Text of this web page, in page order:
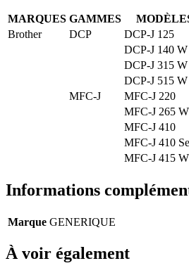
MARQUES GAMMES
Brother
DCP
DCP-J 125
DCP-J 140 W
DCP-J 315 W
DCP-J 515 W
MFC-J
MFC-J 220
MFC-J 265 W
MFC-J 410
MFC-J 410
MFC-J 415 W
Informations
Marque GENERIQUE
À voir également